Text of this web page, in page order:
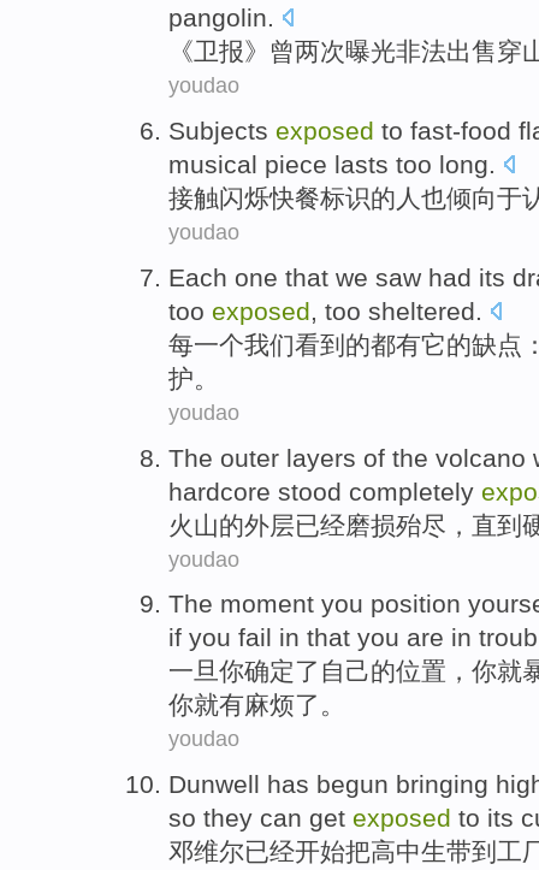
pangolin.
《卫报》 曾两次曝光非法出售穿
youdao
Subjects exposed to fast-food
musical piece lasts too long.
接触闪烁快餐标识的人 也倾向于
youdao
Each one that we saw had its
too exposed, too sheltered.
每一个我们看到 的都有它的缺点
护。
youdao
The outer layers of the volcano
hardcore stood completely
火山的外层已经磨损殆尽， 直到
youdao
The moment you position
if you fail in that you are in
一旦 你确定了 自己的位置 ，你就
你就有麻烦了。
youdao
Dunwell has begun bringing
so they can get exposed to its
邓维尔已经开始把高中生带到 工